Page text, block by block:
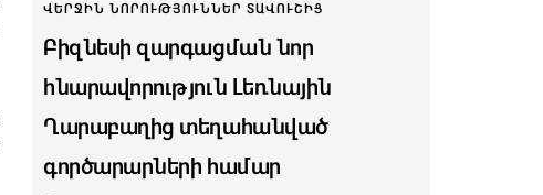
ՎԵՐՋԻՆ ՆՈՐՈՒԹՅՈՒՆՆԵՐ ՏԱՎՈՒՇԻՑ
Բիզնեսի զարգացման նոր
հնարավորություն Լեռնային
Ղարաբաղից տեղահանված
գործարարների համար